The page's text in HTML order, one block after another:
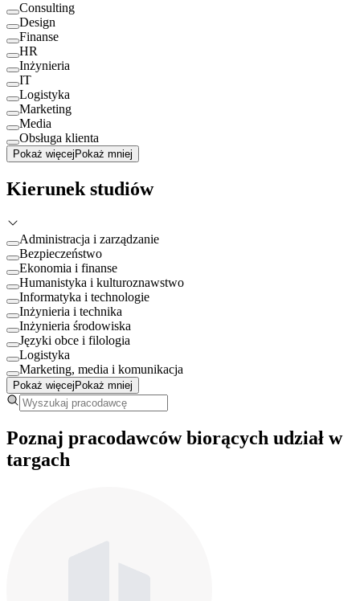
Consulting
Design
Finanse
HR
Inżynieria
IT
Logistyka
Marketing
Media
Obsługa klienta
Pokaż więcej Pokaż mniej
Kierunek studiów
Administracja i zarządzanie
Bezpieczeństwo
Ekonomia i finanse
Humanistyka i kulturoznawstwo
Informatyka i technologie
Inżynieria i technika
Inżynieria środowiska
Języki obce i filologia
Logistyka
Marketing, media i komunikacja
Pokaż więcej Pokaż mniej
Poznaj pracodawców biorących udział w
targach